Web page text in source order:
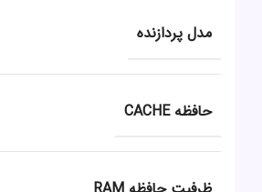
مدل پردازنده
حافظه CACHE